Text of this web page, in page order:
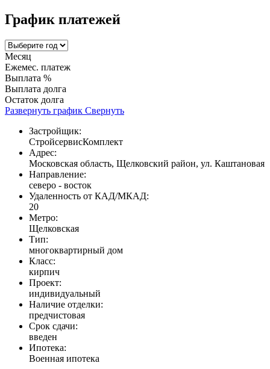
График платежей
Месяц
Ежемес. платеж
Выплата %
Выплата долга
Остаток долга
Развернуть график Свернуть
Застройщик:
СтройсервисКомплект
Адрес:
Московская область, Щелковский район, ул. Каштановая
Направление:
северо - восток
Удаленность от КАД/МКАД:
20
Метро:
Щелковская
Тип:
многоквартирный дом
Класс:
кирпич
Проект:
индивидуальный
Наличие отделки:
предчистовая
Срок сдачи:
введен
Ипотека:
Военная ипотека